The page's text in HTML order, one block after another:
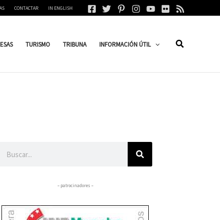
CONTACTAR IN ENGLISH
TURISMO TRIBUNA INFORMACIÓN ÚTIL
– patrocinadores –